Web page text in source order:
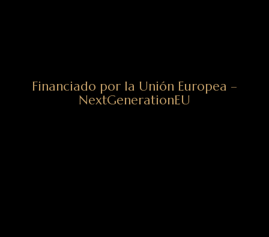
Financiado por la Unión Europea –
NextGenerationEU